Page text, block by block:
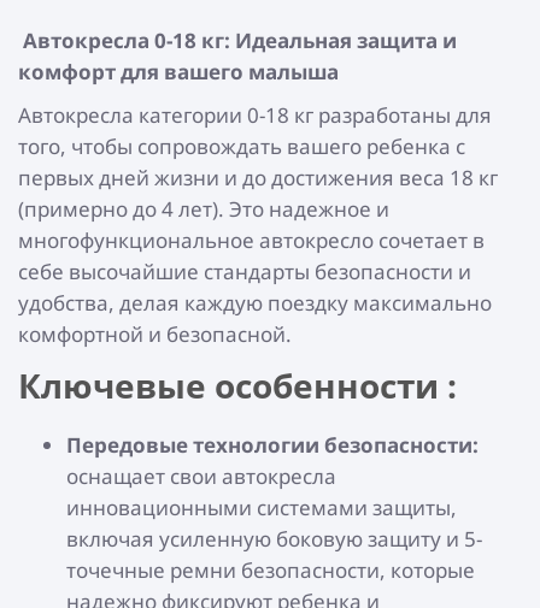
Автокресла 0-18 кг: Идеальная защита и
комфорт для вашего малыша
Автокресла категории 0-18 кг разработаны для
того, чтобы сопровождать вашего ребенка с
первых дней жизни и до достижения веса 18 кг
(примерно до 4 лет). Это надежное и
многофункциональное автокресло сочетает в
себе высочайшие стандарты безопасности и
удобства, делая каждую поездку максимально
комфортной и безопасной.
Ключевые особенности :
Передовые технологии безопасности:
оснащает свои автокресла
инновационными системами защиты,
включая усиленную боковую защиту и 5-
точечные ремни безопасности, которые
надежно фиксируют ребенка и